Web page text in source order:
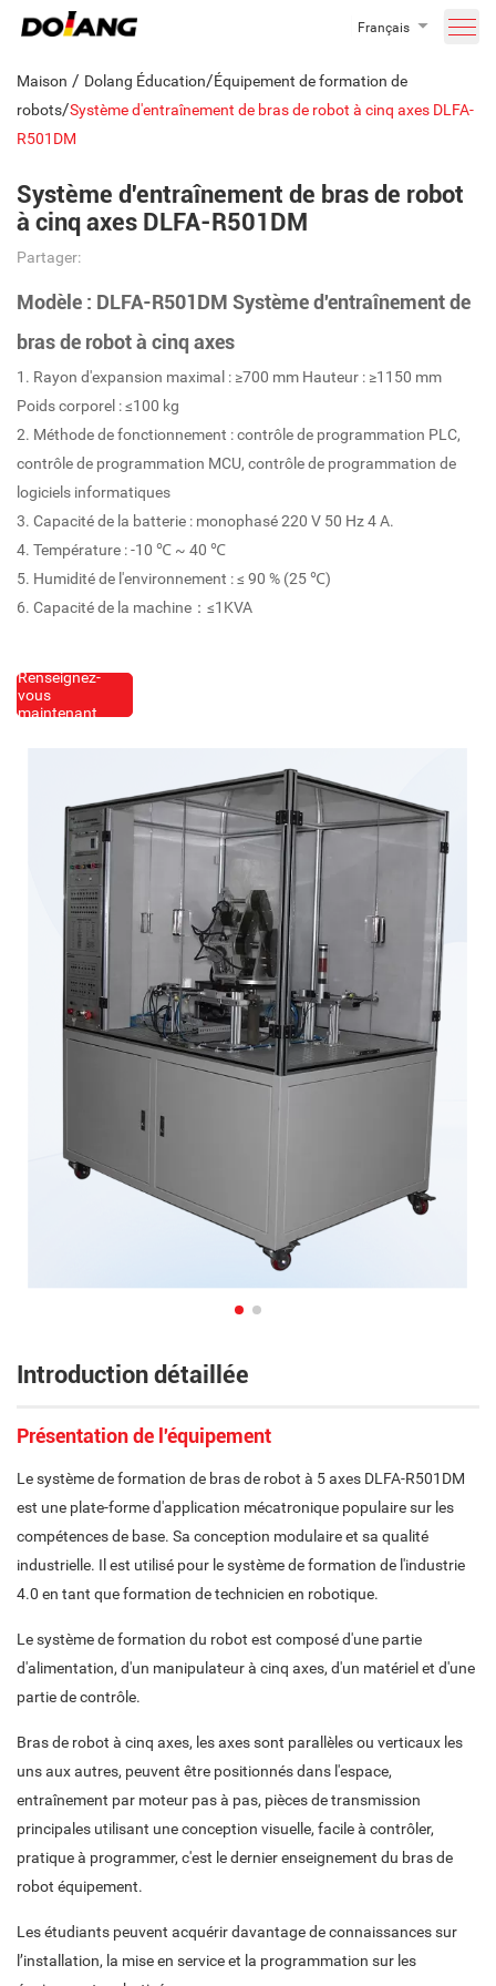
Français
Maison / Dolang Éducation/Équipement de formation de
robots/Système d'entraînement de bras de robot à cinq axes DLFA-
R501DM
Système d'entraînement de bras de robot
à cinq axes DLFA-R501DM
Partager:
Modèle : DLFA-R501DM Système d'entraînement de
bras de robot à cinq axes
1. Rayon d'expansion maximal : ≥700 mm Hauteur : ≥1150 mm
Poids corporel : ≤100 kg
2. Méthode de fonctionnement : contrôle de programmation PLC,
contrôle de programmation MCU, contrôle de programmation de
logiciels informatiques
3. Capacité de la batterie : monophasé 220 V 50 Hz 4 A.
4. Température : -10 ℃ ~ 40 ℃
5. Humidité de l'environnement : ≤ 90 % (25 ℃)
6. Capacité de la machine：≤1KVA
Renseignez-
vous
maintenant
Introduction détaillée
Présentation de l'équipement
Le système de formation de bras de robot à 5 axes DLFA-R501DM
est une plate-forme d'application mécatronique populaire sur les
compétences de base. Sa conception modulaire et sa qualité
industrielle. Il est utilisé pour le système de formation de l'industrie
4.0 en tant que formation de technicien en robotique.
Le système de formation du robot est composé d'une partie
d'alimentation, d'un manipulateur à cinq axes, d'un matériel et d'une
partie de contrôle.
Bras de robot à cinq axes, les axes sont parallèles ou verticaux les
uns aux autres, peuvent être positionnés dans l'espace,
entraînement par moteur pas à pas, pièces de transmission
principales utilisant une conception visuelle, facile à contrôler,
pratique à programmer, c'est le dernier enseignement du bras de
robot équipement.
Les étudiants peuvent acquérir davantage de connaissances sur
l’installation, la mise en service et la programmation sur les